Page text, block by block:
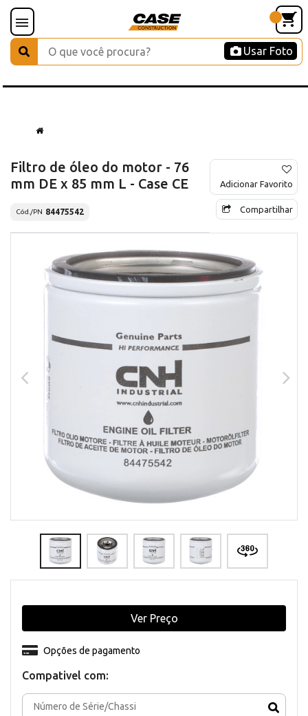
Usar Foto
Filtro de óleo do motor - 76
mm DE x 85 mm L - Case CE
Cód./PN 84475542
Adicionar Favorito
Compartilhar
Compativel com:
Opções de pagamento
Ver Preço